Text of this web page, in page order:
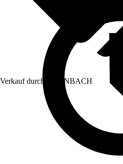
Verkauf durch: HORNBACH